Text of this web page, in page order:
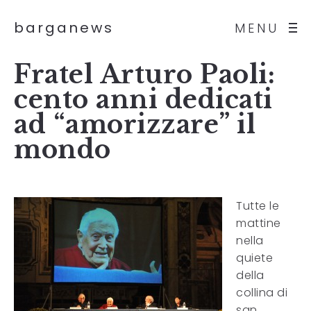
MENU
barganews
Fratel Arturo Paoli:
cento anni dedicati
ad “amorizzare” il
mondo
Tutte le
mattine
nella
quiete
della
collina di